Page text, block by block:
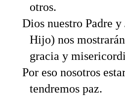
otros.
Dios nuestro Padre
Hijo) nos
gracia y
Por eso nosotros
tendremos paz.